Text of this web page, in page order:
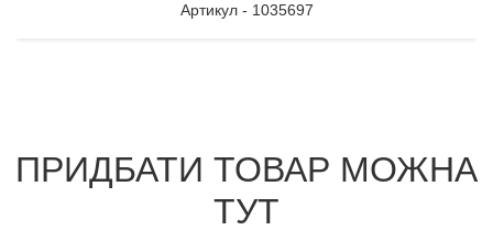
Артикул - 1035697
ПРИДБАТИ ТОВАР МОЖНА
ТУТ